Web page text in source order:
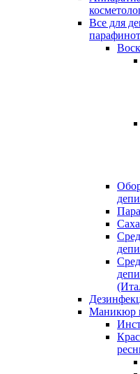
Все для
Маникюр